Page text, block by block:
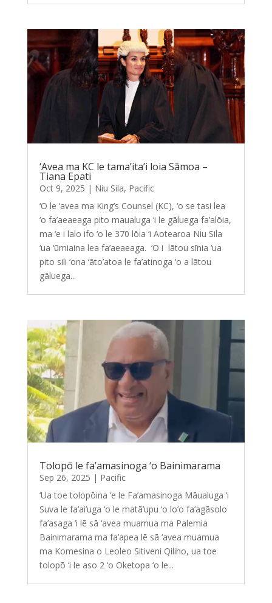
‘Avea ma KC le tama’ita’i loia Sāmoa –
Tiana Epati
Oct 9, 2025 | Niu Sila, Pacific
‘O le ‘avea ma King’s Counsel (KC), ‘o se tasi lea
‘o fa’aeaeaga pito maualuga ‘i le gāluega fa’alōia,
ma ‘e i lalo ifo ‘o le 370 lōia ‘i Aotearoa Niu Sila
‘ua ‘ūmiaina lea fa’aeaeaga. ‘O i lātou sīnia ‘ua
pito sili ‘ona ‘āto’atoa le fa’atinoga ‘o a lātou
gāluega...
Tolopō le fa’amasinoga ‘o Bainimarama
Sep 26, 2025 | Pacific
‘Ua toe tolopōina ‘e le Fa’amasinoga Māualuga ‘i
Suva le fa’ai’uga ‘o le matā’upu ‘o lo’o fa’agāsolo
fa’asaga ‘i lē sā ‘avea muamua ma Palemia
Bainimarama ma fa’apea lē sā ‘avea muamua
ma Komesina o Leoleo Sitiveni Qiliho, ua toe
tolopō ‘i le aso 2 ‘o Oketopa ‘o le...